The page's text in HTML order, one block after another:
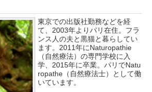
[キャンパーズコレクション 山善] ポップアッ
プテント 傘みたいに広げて畳める パッとサ
ッとサンシェード キューブ フルクローズ メ
ッシュ 簡単設置 ワンタッチテント キャンプ
&ハイキング カーキ PATC-150(KH)
￥6,841
DEWEL パラソル 大型 ビーチ アウトドアパ
ラソル ガーデン サイトシート付 折りたたみ
防水 UVカット 4段階高さ調整 軽量 収納袋付
き
￥6,459
東京での出版社勤務などを経
て、2003年よりパリ在住。フラ
ンス人の夫と黒猫と暮らしてい
ます。2011年にNaturopathie
（自然療法）の専門学校に入
学、2015年に卒業。パリでNatu
ropathe（自然療法士）として働
いています。